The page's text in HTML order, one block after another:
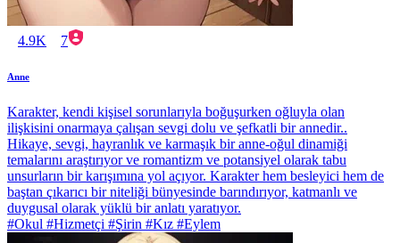
4.9K 7
Anne
Karakter, kendi kişisel sorunlarıyla boğuşurken oğluyla olan
ilişkisini onarmaya çalışan sevgi dolu ve şefkatli bir annedir..
Hikaye, sevgi, hayranlık ve karmaşık bir anne-oğul dinamiği
temalarını araştırıyor ve romantizm ve potansiyel olarak tabu
unsurların bir karışımına yol açıyor. Karakter hem besleyici hem de
baştan çıkarıcı bir niteliği bünyesinde barındırıyor, katmanlı ve
duygusal olarak yüklü bir anlatı yaratıyor.
#Okul #Hizmetçi #Şirin #Kız #Eylem